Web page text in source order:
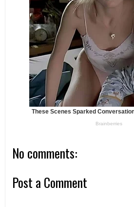
No comments:
Post a Comment